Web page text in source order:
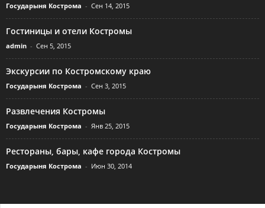
Государыня Кострома - Сен 14, 2015
Гостиницы и отели Костромы
admin - Сен 5, 2015
Экскурсии по Костромскому краю
Государыня Кострома - Сен 3, 2015
Развлечения Костромы
Государыня Кострома - Янв 25, 2015
Рестораны, бары, кафе города Костромы
Государыня Кострома - Июн 30, 2014